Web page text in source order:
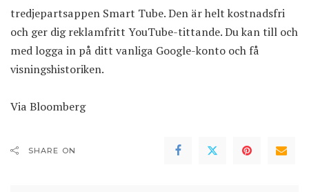
tredjepartsappen Smart Tube. Den är helt kostnadsfri
och ger dig reklamfritt YouTube-tittande. Du kan till och
med logga in på ditt vanliga Google-konto och få
visningshistoriken.
Via Bloomberg
SHARE ON